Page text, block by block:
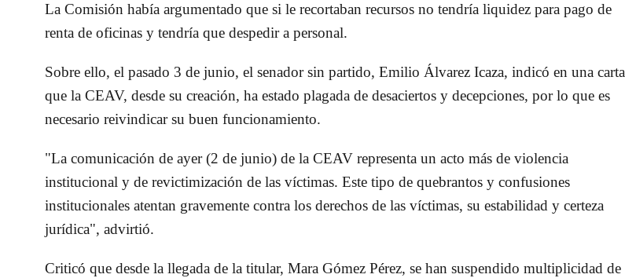
La Comisión había argumentado que si le recortaban recursos no tendría liquidez para pago de
renta de oficinas y tendría que despedir a personal.
Sobre ello, el pasado 3 de junio, el senador sin partido, Emilio Álvarez Icaza, indicó en una carta
que la CEAV, desde su creación, ha estado plagada de desaciertos y decepciones, por lo que es
necesario reivindicar su buen funcionamiento.
"La comunicación de ayer (2 de junio) de la CEAV representa un acto más de violencia
institucional y de revictimización de las víctimas. Este tipo de quebrantos y confusiones
institucionales atentan gravemente contra los derechos de las víctimas, su estabilidad y certeza
jurídica", advirtió.
Criticó que desde la llegada de la titular,Mara Gómez Pérez, se han suspendido multiplicidad de